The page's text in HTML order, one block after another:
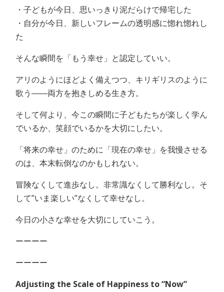
・子どもが今日、思いっきり泥だらけで帰宅した
・自分が今日、新しいフレームの透明感に惚れ惚れし
た
そんな瞬間を「もう幸せ」と認定していい。
アリのようにほどよく備えつつ、キリギリスのように
歌う――両方を抱きしめる生き方。
そして何より、今この瞬間に子どもたちが楽しく学ん
でいるか、笑顔でいるかを大切にしたい。
「将来の幸せ」のために「現在の幸せ」を我慢させる
のは、本末転倒なのかもしれない。
冒険なくして進歩なし。非常識なくして勝利なし。そ
して”いま楽しい”なくして幸せなし。
今日の小さな幸せを大切にしていこう。
ーーーー
ーーーー
Adjusting the Scale of Happiness to “Now”